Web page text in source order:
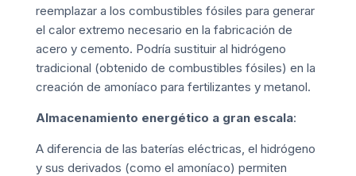
reemplazar a los combustibles fósiles para generar
el calor extremo necesario en la fabricación de
acero y cemento. Podría sustituir al hidrógeno
tradicional (obtenido de combustibles fósiles) en la
creación de amoníaco para fertilizantes y metanol.
Almacenamiento energético a gran escala:
A diferencia de las baterías eléctricas, el hidrógeno
y sus derivados (como el amoníaco) permiten